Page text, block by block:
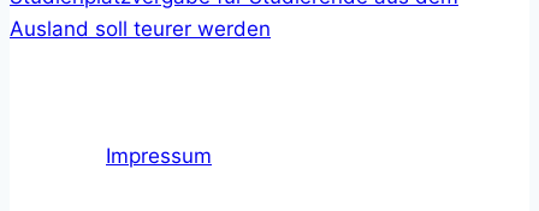
Ausland soll teurer werden
Impressum